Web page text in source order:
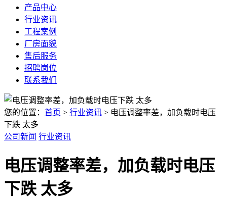
产品中心
行业资讯
工程案例
厂房面貌
售后服务
招聘岗位
联系我们
您的位置： 首页 > 行业资讯 > 电压调整率差，加负载时电压
下跌 太多
公司新闻 行业资讯
电压调整率差，加负载时电压
下跌 太多